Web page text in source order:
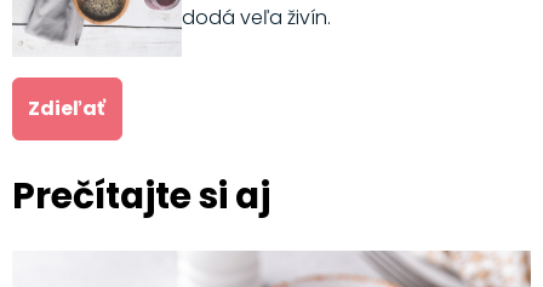
dodá veľa živín.
Zdieľať
Prečítajte si aj